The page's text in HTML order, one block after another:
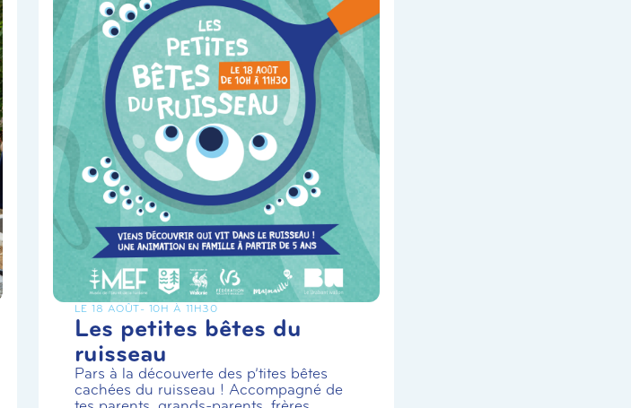
LE 18 AOÛT- 10H À 11H30
Les petites bêtes du
ruisseau
Pars à la découverte des p’tites bêtes
cachées du ruisseau ! Accompagné de